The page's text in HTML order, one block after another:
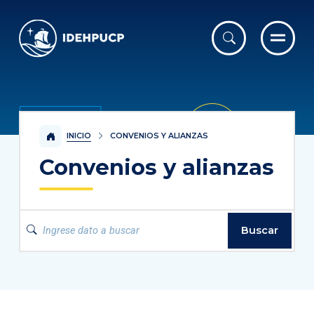
IDEHPUCP
INICIO CONVENIOS Y ALIANZAS
Convenios y alianzas
Buscar